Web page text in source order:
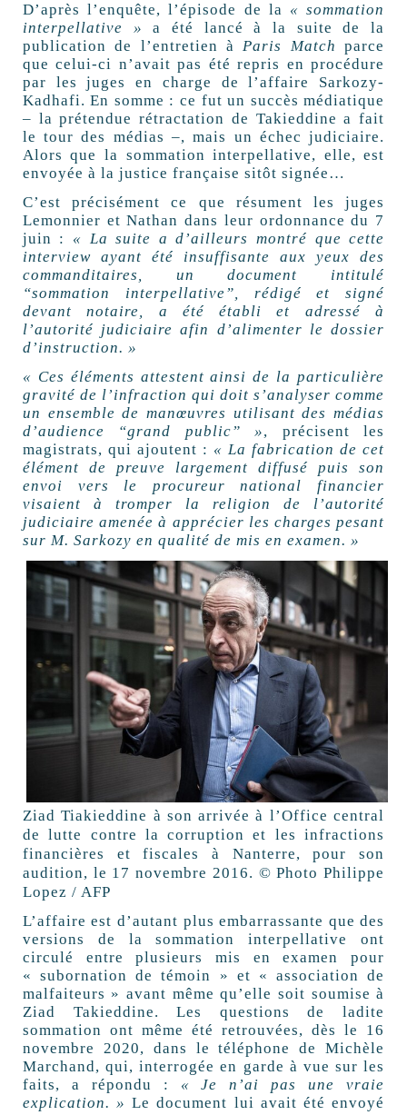
D’après l’enquête, l’épisode de la « sommation
interpellative » a été lancé à la suite de la
publication de l’entretien àParis Matchparce
que celui-ci n’avait pas été repris en procédure
par les juges en charge de l’affaire Sarkozy-
Kadhafi. En somme : ce fut un succès médiatique
– la prétendue rétractation de Takieddine a fait
le tour des médias –, mais un échec judiciaire.
Alors que la sommation interpellative, elle, est
envoyée à la justice française sitôt signée…
C’est précisément ce que résument les juges
Lemonnier et Nathan dans leur ordonnance du 7
juin : « La suite a d’ailleurs montré que cette
interview ayant été insuffisante aux yeux des
commanditaires, un document intitulé
“sommation interpellative”, rédigé et signé
devant notaire, a été établi et adressé à
l’autorité judiciaire afin d’alimenter le dossier
d’instruction. »
« Ces éléments attestent ainsi de la particulière
gravité de l’infraction qui doit s’analyser comme
un ensemble de manœuvres utilisant des médias
d’audience “grand public” », précisent les
magistrats, qui ajoutent : « La fabrication de cet
élément de preuve largement diffusé puis son
envoi vers le procureur national financier
visaient à tromper la religion de l’autorité
judiciaire amenée à apprécier les charges pesant
sur M. Sarkozy en qualité de mis en examen. »
Ziad Tiakieddine à son arrivée à l’Office central
de lutte contre la corruption et les infractions
financières et fiscales à Nanterre, pour son
audition, le 17 novembre 2016. © Photo Philippe
Lopez / AFP
L’affaire est d’autant plus embarrassante que des
versions de la sommation interpellative ont
circulé entre plusieurs mis en examen pour
« subornation de témoin » et « association de
malfaiteurs » avant même qu’elle soit soumise à
Ziad Takieddine. Les questions de ladite
sommation ont même été retrouvées, dès le 16
novembre 2020, dans le téléphone de Michèle
Marchand, qui, interrogée en garde à vue sur les
faits, a répondu : « Je n’ai pas une vraie
explication. »Le document lui avait été envoyé